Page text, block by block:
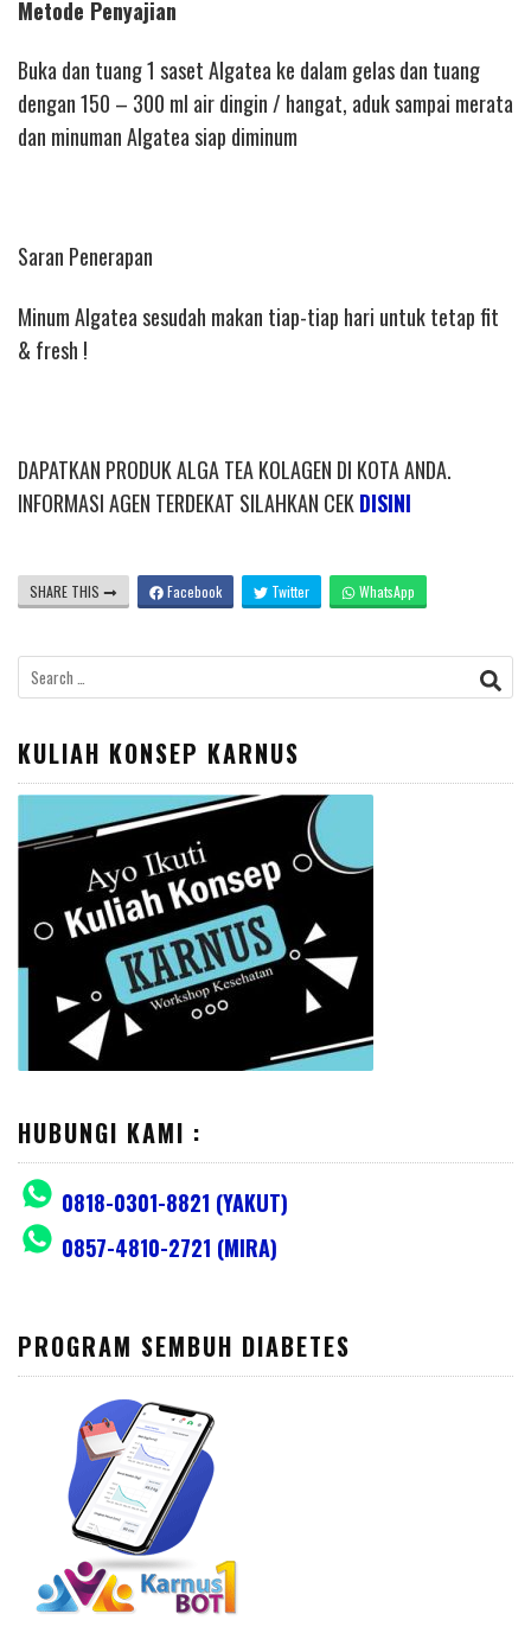
Metode Penyajian
Buka dan tuang 1 saset Algatea ke dalam gelas dan tuang
dengan 150 – 300 ml air dingin / hangat, aduk sampai merata
dan minuman Algatea siap diminum
Saran Penerapan
Minum Algatea sesudah makan tiap-tiap hari untuk tetap fit
& fresh !
DAPATKAN PRODUK ALGA TEA KOLAGEN DI KOTA ANDA.
INFORMASI AGEN TERDEKAT SILAHKAN CEK DISINI
SHARE THIS Facebook Twitter WhatsApp
Search
for:
KULIAH KONSEP KARNUS
HUBUNGI KAMI :
0818-0301-8821 (YAKUT)
0857-4810-2721 (MIRA)
PROGRAM SEMBUH DIABETES